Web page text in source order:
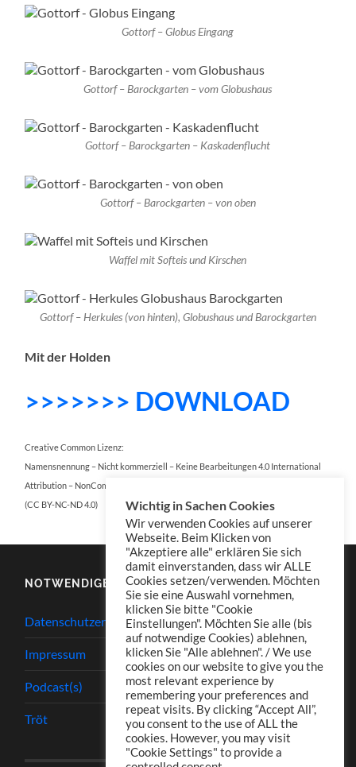
Gottorf – Globus Eingang
Gottorf – Barockgarten – vom Globushaus
Gottorf – Barockgarten – Kaskadenflucht
Gottorf – Barockgarten – von oben
Waffel mit Softeis und Kirschen
Gottorf – Herkules (von hinten), Globushaus und Barockgarten
Mit der Holden
>>>>>>> DOWNLOAD
Creative Common Lizenz:
Namensnennung – Nicht kommerziell – Keine Bearbeitungen 4.0 International
Attribution – NonCommercial – NoDerivatives 4.0 International
(CC BY-NC-ND 4.0)
NOTWENDIGES
Datenschutzerklärung
Impressum
Podcast(s)
Tröt
Wichtig in Sachen Cookies
Wir verwenden Cookies auf unserer
Webseite. Beim Klicken von
"Akzeptiere alle" erklären Sie sich
damit einverstanden, dass wir ALLE
Cookies setzen/verwenden. Möchten
Sie sie eine Auswahl vornehmen,
klicken Sie bitte "Cookie
Einstellungen". Möchten Sie alle (bis
auf notwendige Cookies) ablehnen,
klicken Sie "Alle ablehnen". / We use
cookies on our website to give you the
most relevant experience by
remembering your preferences and
repeat visits. By clicking “Accept All”,
you consent to the use of ALL the
cookies. However, you may visit
"Cookie Settings" to provide a